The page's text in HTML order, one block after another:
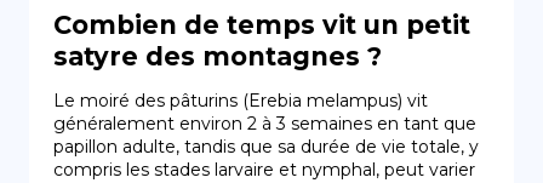
Privacy Policy
FR
Copiright © Niro ID
Combien de temps vit un petit
satyre des montagnes ?
Le moiré des pâturins (Erebia melampus) vit
généralement environ 2 à 3 semaines en tant que
papillon adulte, tandis que sa durée de vie totale, y
compris les stades larvaire et nymphal, peut varier